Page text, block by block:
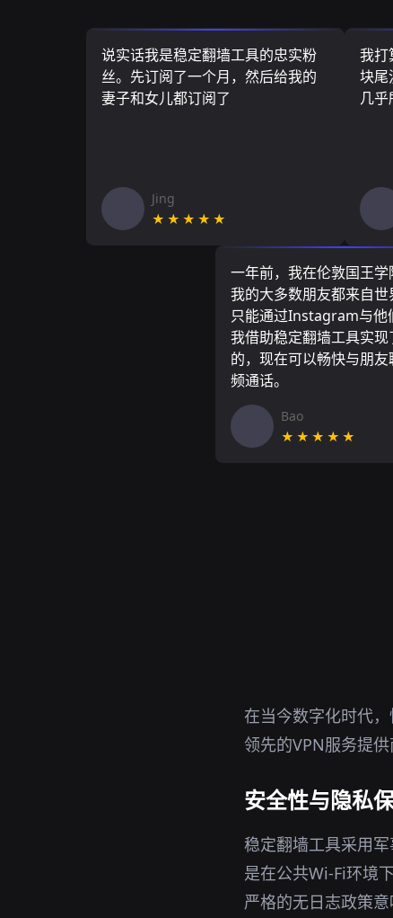
说实话我是稳定翻墙工具的忠实粉
丝。先订阅了一个月，然后给我的
妻子和女儿都订阅了
Jing
★★★★★
我打
块尾
几乎
一年前，我在伦敦国王学
我的大多数朋友都来自世
只能通过Instagram与他
我借助稳定翻墙工具实现
的，现在可以畅快与朋
频通话。
Bao
★★★★★
在当今数字化时代
领先的VPN服务提
安全性与隐私
稳定翻墙工具采用
是在公共Wi-Fi环境
严格的无日志政策